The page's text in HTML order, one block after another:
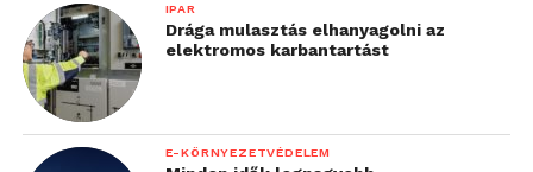
IPAR
Drága mulasztás elhanyagolni az
elektromos karbantartást
E-KÖRNYEZETVÉDELEM